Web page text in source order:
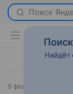
Поиск
9 февраля 2026
Найдёт